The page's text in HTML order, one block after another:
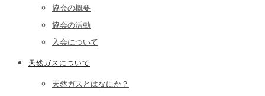
協会の概要
協会の活動
入会について
天然ガスについて
天然ガスとはなにか？